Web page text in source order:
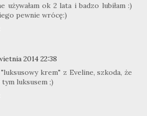
używałam ok 2 lata i badzo lubiłam :)
pewnie wrócę:)
2014 22:38
krem" z Eveline, szkoda, że
luksusem ;)